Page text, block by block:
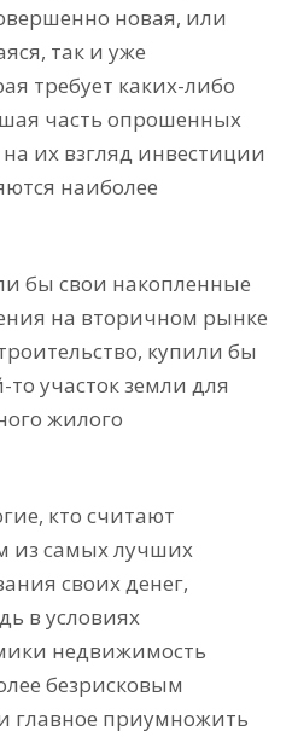
новая, или
так и уже
требует каких-либо
часть опрошенных
их взгляд инвестиции
наиболее
бы свои накопленные
на вторичном рынке
купили бы
то участок земли для
жилого
кто считают
из самых лучших
своих денег,
в условиях
недвижимость
безрисковым
главное приумножить